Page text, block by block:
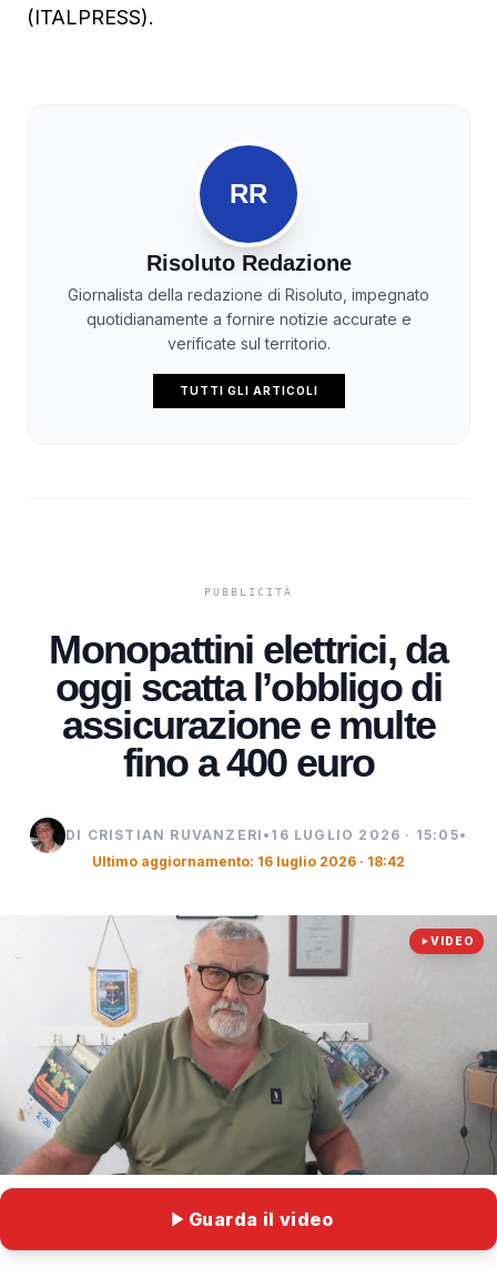
(ITALPRESS).
RR
Risoluto Redazione
Giornalista della redazione di Risoluto, impegnato
quotidianamente a fornire notizie accurate e
verificate sul territorio.
TUTTI GLI ARTICOLI
Monopattini elettrici, da
oggi scatta l’obbligo di
assicurazione e multe
fino a 400 euro
DI CRISTIAN RUVANZERI • 16 LUGLIO 2026 · 15:05•
Ultimo aggiornamento: 16 luglio 2026 · 18:42
VIDEO
Guarda il video